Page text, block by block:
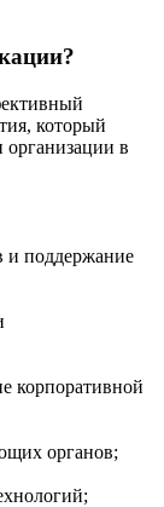
который
организации в
и поддержание
корпоративной
органов;